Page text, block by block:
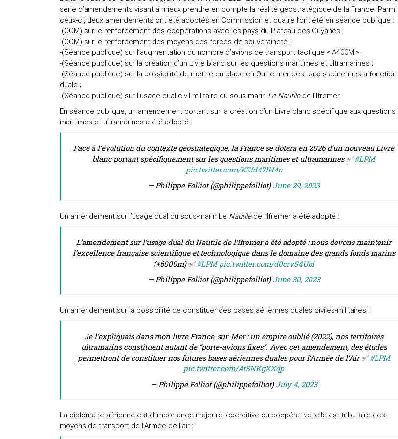
série d’amendements visant à mieux prendre en compte la réalité géostratégique de la France. Parmi
ceux-ci, deux amendements ont été adoptés en Commission et quatre l’ont été en séance publique :
-(COM) sur le renforcement des coopérations avec les pays du Plateau des Guyanes ;
-(COM) sur le renforcement des moyens des forces de souveraineté ;
-(Séance publique) sur l’augmentation du nombre d’avions de transport tactique « A400M » ;
-(Séance publique) sur la création d’un Livre blanc sur les questions maritimes et ultramarines ;
-(Séance publique) sur la possibilité de mettre en place en Outre-mer des bases aériennes à fonction
duale ;
-(Séance publique) sur l’usage dual civil-militaire du sous-marin Le Nautilede l’Ifremer.
En séance publique, un amendement portant sur la création d’un Livre blanc spécifique aux questions
maritimes et ultramarines a été adopté :
Face à l’évolution du contexte géostratégique, la France se dotera en 2026 d’un nouveau Livre
blanc portant spécifiquement sur les questions maritimes et ultramarines ✅#LPM
pic.twitter.com/KZfd47IH4c
— Philippe Folliot (@philippefolliot) June 29, 2023
Un amendement sur l’usage dual du sous-marin Le Nautilede l’Ifremer a été adopté :
L’amendement sur l’usage dual du Nautile de l’Ifremer a été adopté : nous devons maintenir
l’excellence française scientifique et technologique dans le domaine des grands fonds marins
(+6000m) ✅#LPM pic.twitter.com/d0crvS4Ubi
— Philippe Folliot (@philippefolliot) June 30, 2023
Un amendement sur la possibilité de constituer des bases aériennes duales civiles-militaires :
Je l’expliquais dans mon livre France-sur-Mer : un empire oublié (2022), nos territoires
ultramarins constituent autant de “porte-avions fixes”. Avec cet amendement, des études
permettront de constituer nos futures bases aériennes duales pour l’Armée de l’Air ✅#LPM
pic.twitter.com/AtSNKgXXqp
— Philippe Folliot (@philippefolliot) July 4, 2023
La diplomatie aérienne est d’importance majeure, coercitive ou coopérative, elle est tributaire des
moyens de transport de l’Armée de l’air :